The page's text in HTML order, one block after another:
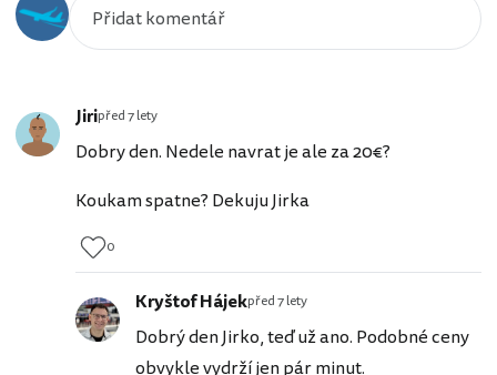
Jiripřed 7 lety
Dobry den. Nedele navrat je ale za 20€?
Koukam spatne? Dekuju Jirka
0
Kryštof Hájekpřed 7 lety
Dobrý den Jirko, teď už ano. Podobné ceny
obvykle vydrží jen pár minut.